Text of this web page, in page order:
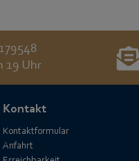
19 Uhr
Kontakt
Kontaktformular
Anfahrt